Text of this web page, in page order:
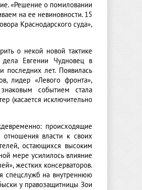
​«Решение о помиловании
на ее невиновности. 15
Краснодарского суда»,
о некой новой тактике
дела Евгении Чудновец в
последних лет. Появилась
лидер «Левого фронта»,
событием стала
(касается исключительно
происходящие
власти к своих
остающихся высоким
мере усилилось влияние
жестких консерваторов.
спецслужб на внутреннюю
у правозащитницы Зои